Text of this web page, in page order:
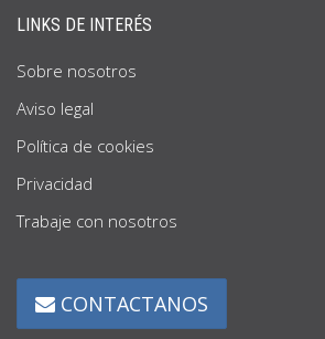
LINKS DE INTERÉS
Sobre nosotros
Aviso legal
Política de cookies
Privacidad
Trabaje con nosotros
CONTACTANOS